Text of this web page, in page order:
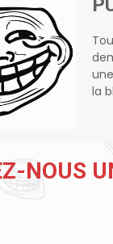
la
NOUS